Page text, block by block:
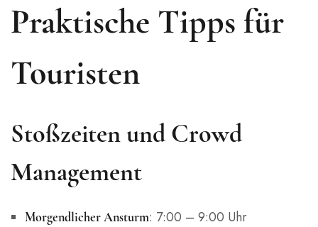
Praktische Tipps für
Touristen
Stoßzeiten und Crowd
Management
Morgendlicher Ansturm: 7:00 – 9:00 Uhr